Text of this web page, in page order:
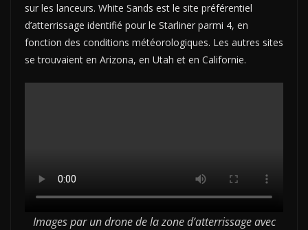
sur les lanceurs. White Sands est le site préférentiel
d’atterrissage identifié pour le Starliner parmi 4, en
fonction des conditions météorologiques. Les autres sites
se trouvaient en Arizona, en Utah et en Californie.
Images par un drone de la zone d’atterrissage avec